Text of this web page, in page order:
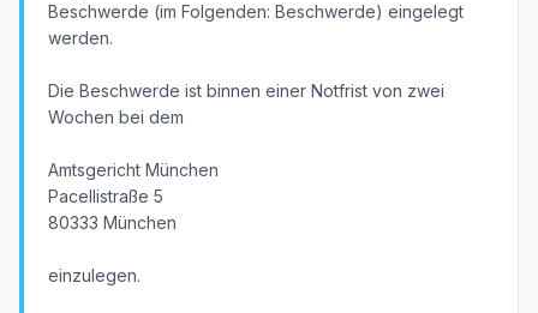
Beschwerde (im Folgenden: Beschwerde) eingelegt
werden.
Die Beschwerde ist binnen einer Notfrist von zwei
Wochen bei dem
Amtsgericht München
Pacellistraße 5
80333 München
einzulegen.